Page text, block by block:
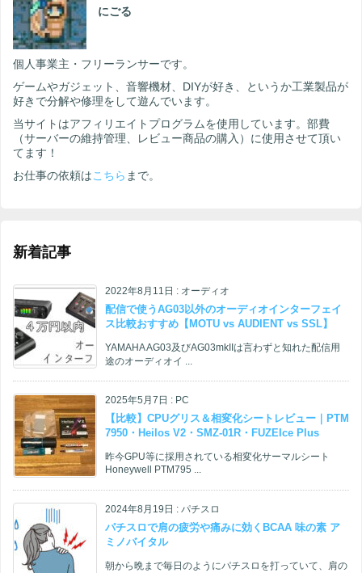
にごる
個人事業主・フリーランサーです。
ゲームやガジェット、音響機材、DIYが好き、というか工業製品が
好きで分解や修理をして遊んでいます。
当サイトはアフィリエイトプログラムを使用しています。部費
（サーバーの維持管理、レビュー商品の購入）に使用させて頂い
てます！
お仕事の依頼はこちら まで。
新着記事
2022年8月11日 : オーディオ
配信で使うAG03以外のオーディオインターフェイ
ス比較おすすめ【MOTU vs AUDIENT vs SSL】
YAMAHA AG03及びAG03mkIIは言わずと知れた配信用
途のオーディオイ ...
2025年5月7日 : PC
【比較】CPUグリス＆相変化シートレビュー｜PTM
7950・Heilos V2・SMZ-01R・FUZEIce Plus
昨今GPU等に採用されている相変化サーマルシート
Honeywell PTM795 ...
2024年8月19日 : パチスロ
パチスロで肩の疲労や痛みに効くBCAA 味の素 ア
ミノバイタル
朝から晩まで毎日のようにパチスロを打っていて、肩の